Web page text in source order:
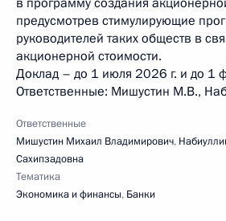
предусмотрев стимулирующие
руководителей таких обществ в
акционерной стоимости.
Доклад – до 1 июля 2026 г. и до 1
Ответственные: Мишустин М.В.,
Ответственные
Мишустин Михаил Владимирович,
Сахипзадовна
Тематика
Экономика и финансы, Банки